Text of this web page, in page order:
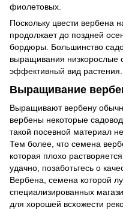
фиолетовых.
Поскольку цвести вербена
продолжает до поздней
бордюры. Большинство
выращивания низкорослые
эффективный вид растения.
Выращивание
Выращивают вербену
вербены некоторые
такой посевной материал
Тем более, что семена
которая плохо
удачно, позаботьтесь о
Вербена, семена которой
специализированных
для хорошей всхожести